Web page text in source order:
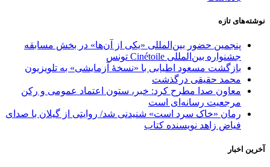
نوشته‌های تازه
پنجمین حضور بین‌المللی «یکی از آن‌ها» در بخش مسابقه
جشنواره بین‌المللی Cinétoile تونس
بازگشت مسعود اطیابی با «نسخهٔ آزمایشی» به تلویزیون
محمد حقیقی درگذشت
معاون صدا مطرح کرد: خبر، ستون اعتماد عمومی و رکن
مرجعیت رسانه‌ای است
رمان «خاک سرد است» شنیدنی شد/ روایتی از گیلان با صدای
فیاض زاهد نویسنده کتاب
آخرین اخبار